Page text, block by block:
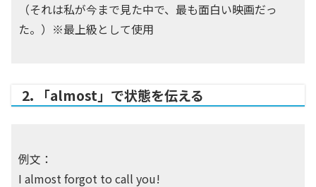
（それは私が今まで見た中で、最も面白い映画だっ
た。）※最上級として使用
2. 「almost」で状態を伝える
例文：
I almost forgot to call you!